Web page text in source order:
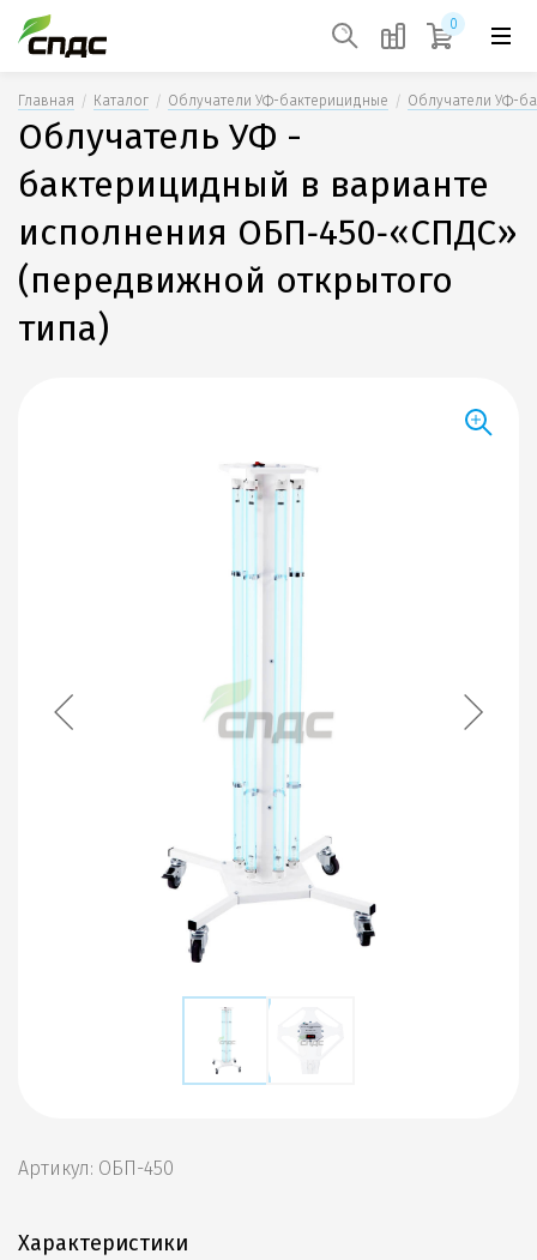
0
Главная Каталог Облучатели УФ-бактерицидные Облучатели УФ-
Облучатель УФ -
бактерицидный в варианте
исполнения ОБП‑450‑«СПДС»
(передвижной открытого
типа)
Артикул: ОБП-450
Характеристики